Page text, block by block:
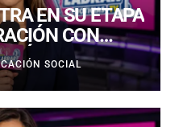
EN SU ETAPA
CON
DE
PARA
SOCIAL